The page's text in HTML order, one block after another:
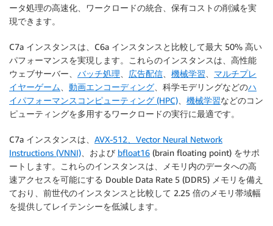
ータ処理の高速化、ワークロードの統合、保有コストの削減を実
現できます。
C7a インスタンスは、C6a インスタンスと比較して最大 50% 高い
パフォーマンスを実現します。これらのインスタンスは、高性能
ウェブサーバー、 バッチ処理 広告配信 機械学習
マルチプレ
イヤーゲーム
動画エンコーディング 、科学モデリングなどのハ
イパフォーマンスコンピューティング (HPC)
機械学習などのコン
ピューティングを多用するワークロードの実行に最適です。
C7a インスタンスは、 AVX-512、Vector Neural Network
Instructions (VNNI) 、および bfloat16 (brain floating point) をサポ
ートします。これらのインスタンスは、メモリ内のデータへの高
速アクセスを可能にする Double Data Rate 5 (DDR5) メモリを備え
ており、前世代のインスタンスと比較して 2.25 倍のメモリ帯域幅
を提供してレイテンシーを低減します。